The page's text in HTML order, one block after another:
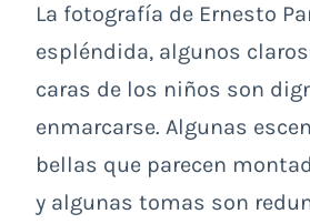
La fotografía de Ernesto
espléndida, algunos
caras de los niños son
enmarcarse. Algunas
bellas que parecen
y algunas tomas son